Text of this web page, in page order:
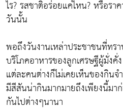
ไร? รสชาติอร่อยแค่ไหน? หรือรา
วันนั้น
พอถึงวันงานเหล่าประชาชนที่ทร
บริโภคอาหารของลูกเศรษฐีผู้มั่ง
แต่ละคนต่างก็ไม่เคยเห็นของกิน
มีสีสันน่ากินมากมายถึงเพียงนี้ม
กันไปต่างๆนานา